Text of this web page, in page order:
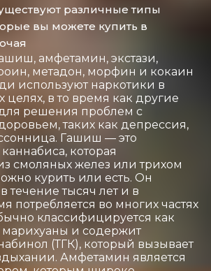
различные типы
вы можете купить в
амфетамин, экстази,
метадон, морфин и кокаин
используют наркотики в
в то время как другие
решения проблем с
таких как депрессия,
Гашиш — это
которая
смоляных желез или трихом
курить или есть. Он
течение тысяч лет и в
потребляется во многих частях
классифицируется как
марихуаны и содержит
(ТГК), который вызывает
Амфетамин является